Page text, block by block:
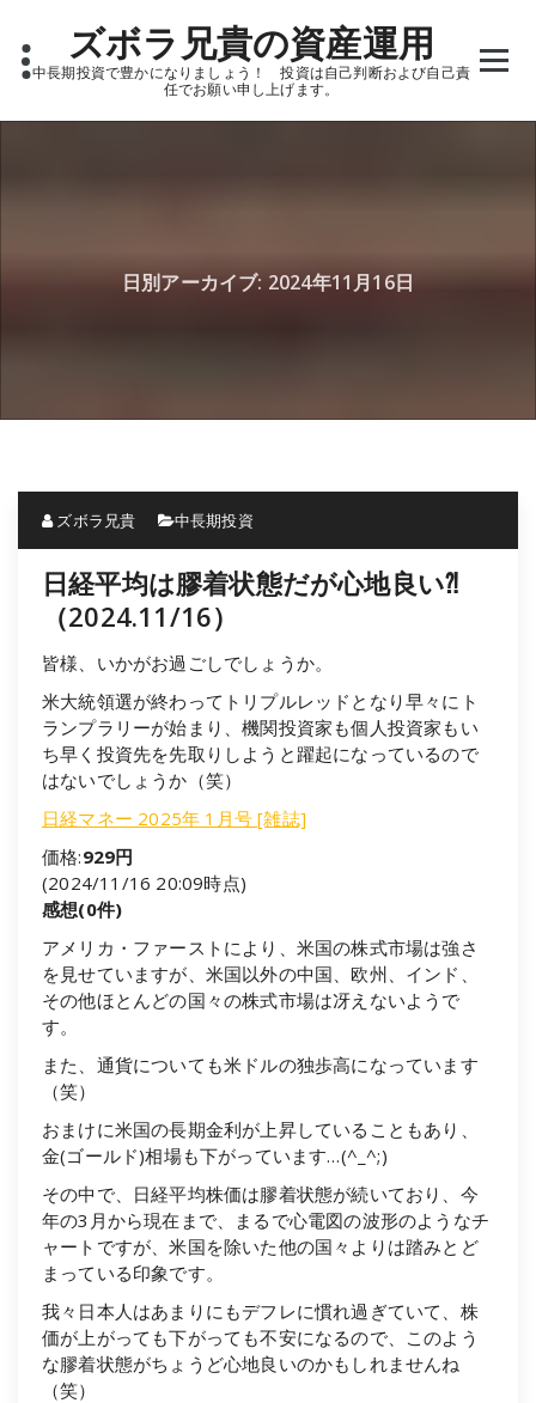
content ズボラ兄貴の資産運用
中長期投資で豊かになりましょう！ 投資は自己判断および自己責
任でお願い申し上げます。
日別アーカイブ: 2024年11月16日
ズボラ兄貴 中長期投資
日経平均は膠着状態だが心地良い⁈
（2024.11/16）
皆様、いかがお過ごしでしょうか。
米大統領選が終わってトリプルレッドとなり早々にト
ランプラリーが始まり、機関投資家も個人投資家もい
ち早く投資先を先取りしようと躍起になっているので
はないでしょうか（笑）
日経マネー 2025年 1月号 [雑誌]
価格:929円
(2024/11/16 20:09時点)
感想(0件)
アメリカ・ファーストにより、米国の株式市場は強さ
を見せていますが、米国以外の中国、欧州、インド、
その他ほとんどの国々の株式市場は冴えないようで
す。
また、通貨についても米ドルの独歩高になっています
（笑）
おまけに米国の長期金利が上昇していることもあり、
金(ゴールド)相場も下がっています…(^_^;)
その中で、日経平均株価は膠着状態が続いており、今
年の3月から現在まで、まるで心電図の波形のようなチ
ャートですが、米国を除いた他の国々よりは踏みとど
まっている印象です。
我々日本人はあまりにもデフレに慣れ過ぎていて、株
価が上がっても下がっても不安になるので、このよう
な膠着状態がちょうど心地良いのかもしれませんね
（笑）